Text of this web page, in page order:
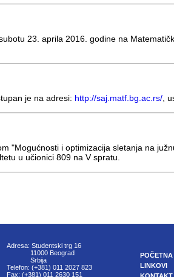
23. aprila 2016. godine na
je na adresi: http://saj.matf.bg.ac.rs/ ,
"Mogućnosti i optimizacija sletanja na
u učionici 809 na V spratu.
Adresa: Studentski trg 16
11000 Beograd
Srbija
Telefon: (+381) 011 2027 823
Fax: (+381) 011 2630 151
POČETNA
LINKOVI